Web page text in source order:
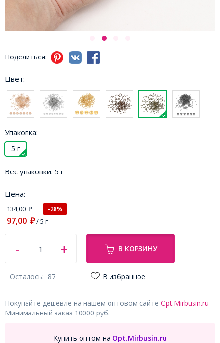
Поделиться:
Цвет:
Упаковка:
5 г
Вес упаковки: 5 г
Цена:
134,00₽ -28%
97,00 ₽/ 5 г
В КОРЗИНУ
Осталось: 87 В избранное
Покупайте дешевле на нашем оптовом сайте Opt.Mirbusin.ru
Минимальный заказ 10000 руб.
Купить оптом на Opt.Mirbusin.ru